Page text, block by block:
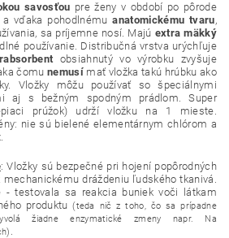
savosťou pre ženy v období po pôrode
a vďaka pohodlnémuanatomickému tvaru,
sa príjemne nosí. Majú extra mäkký
používanie. Distribučná vrstva urýchľuje
obsiahnutý vo výrobku zvyšuje
čomunemusí mať vložka takú hrúbku ako
Vložky môžu používať so špeciálnymi
aj s bežným spodným prádlom. Super
prúžok) udrží vložku na 1 mieste.
nie sú bielené elementárnym chlórom a
: Vložky sú bezpečné pri hojení popôrodných
dráždeniu ľudského tkanivá.
- testovala sa reakcia buniek voči látkam
produktu(teda nič z toho, čo sa prípadne
žiadne enzymatické zmeny napr. Na
.